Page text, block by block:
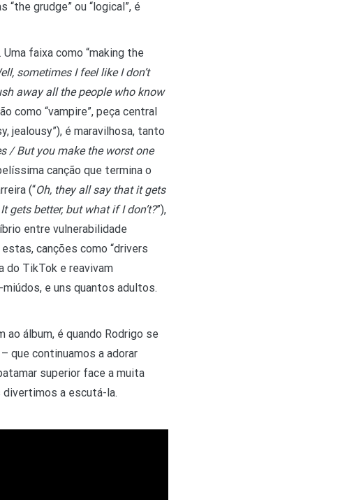
“the grudge” ou “logical”, é
faixa como “making the
sometimes I feel like I don’t
away all the people who know
como “vampire”, peça central
jealousy”), é maravilhosa, tanto
/ But you make the worst one
canção que termina o
(“Oh, they all say that it gets
gets better, but what if I don’t?”),
entre vulnerabilidade
canções como “drivers
do TikTok e reavivam
e uns quantos adultos.
ao álbum, é quando Rodrigo se
que continuamos a adorar
superior face a muita
divertimos a escutá-la.